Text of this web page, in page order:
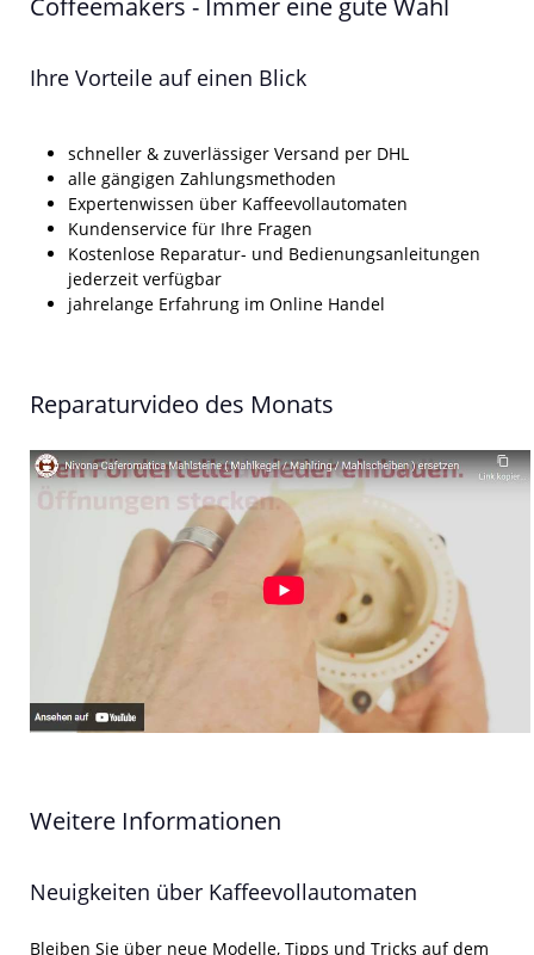
Ihre Vorteile auf einen Blick
schneller & zuverlässiger Versand per DHL
alle gängigen Zahlungsmethoden
Expertenwissen über Kaffeevollautomaten
Kundenservice für Ihre Fragen
Kostenlose Reparatur- und Bedienungsanleitungen
jederzeit verfügbar
jahrelange Erfahrung im Online Handel
Reparaturvideo des Monats
Weitere Informationen
Neuigkeiten über Kaffeevollautomaten
Bleiben Sie über neue Modelle, Tipps und Tricks auf dem